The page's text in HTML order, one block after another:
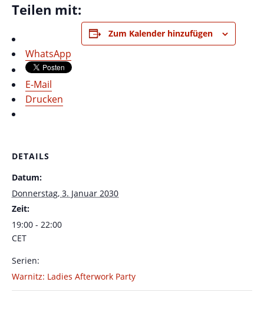
Teilen mit:
WhatsApp
E-Mail
Drucken
Zum Kalender hinzufügen
DETAILS
Datum:
Donnerstag, 3. Januar 2030
Zeit:
19:00 - 22:00
CET
Serien:
Warnitz: Ladies Afterwork Party